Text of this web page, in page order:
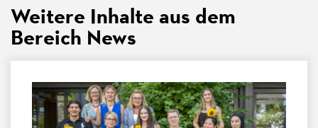
Weitere Inhalte aus dem
Bereich News